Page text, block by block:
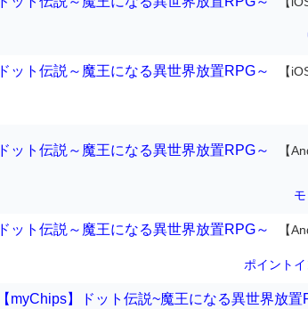
ドット伝説～魔王になる異世界放置RPG～ 【
ドット伝説～魔王になる異世界放置RPG～ 【
ドット伝説～魔王になる異世界放置RPG～ 【
ポイントイ
【myChips】ドット伝説~魔王になる異世界放置